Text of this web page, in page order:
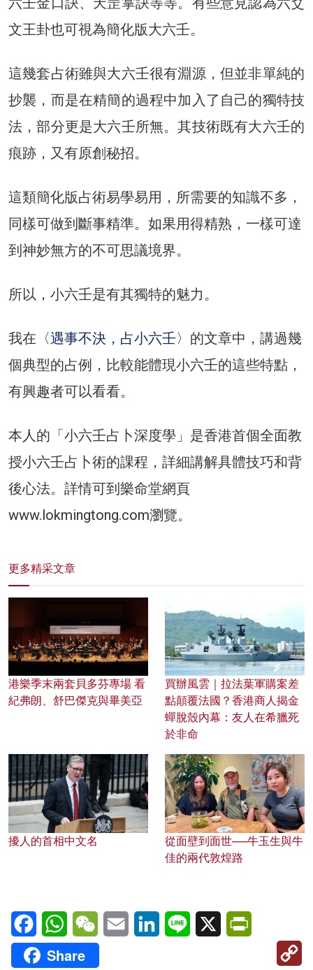
文王卦也可視為簡化版大六壬。
這幾套占術雖與大六壬很有淵源，但並非單純的
抄襲，而是在精簡的過程中加入了自己的獨特技
法，部分更是大六壬所無。其技術既有大六壬的
痕跡，又有原創秘招。
這類簡化版占術易學易用，所需要的知識不多，
同樣可做到斷事精準。如果用得精熟，一樣可達
到神妙無方的不可思議境界。
所以，小六壬是有其獨特的魅力。
我在 〈遇事不決，占小六壬〉 的文章中，講過幾
個典型的占例，比較能體現小六壬的這些特點，
有興趣者可以看看。
本人的「小六壬占卜深度學」是香港首個全面教
授小六壬占卜術的課程，詳細講解具體技巧和背
後心法。詳情可到樂命堂網頁
www.lokmingtong.com瀏覽。
更多精采文章
港樂季末兩套貝多芬專場 看
紀弗朗、舒巴傑克與畢美亞
買辦風雲｜拉法葉軍購案差
點顛覆法國？香港商人揭金
蟬脫殼內幕：友人在希臘死
於非命
擾人的首相中文名
從面壁到面世──牛玉生與牛
佳的兩代敦煌路
FacebookWhatsAppWeChatEmail LinkedInLine X
Share